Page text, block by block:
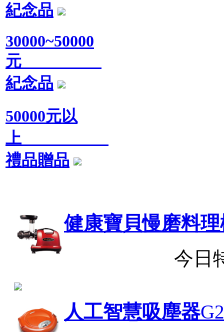
紀念品
30000~50000
元
紀念品
50000元以
上
禮品贈品
健康寶貝慢磨料
今日
人工智慧吸塵器